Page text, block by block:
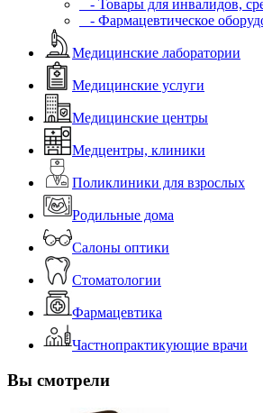
- Товары для инвалидов,
- Фармацевтическое
Медицинские лаборатории
Медицинские услуги
Медицинские центры
Медцентры, клиники
Поликлиники для взрослых
Родильные дома
Салоны оптики
Стоматологии
Фармацевтика
Частнопрактикующие врачи
Вы смотрели